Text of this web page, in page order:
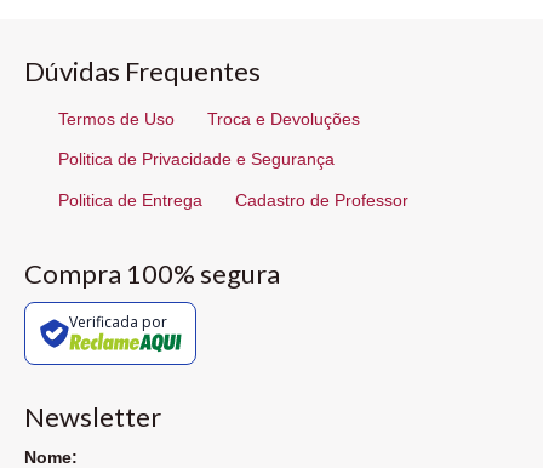
Dúvidas Frequentes
Termos de Uso Troca e Devoluções
Politica de Privacidade e Segurança
Politica de Entrega Cadastro de Professor
Compra 100% segura
Verificada por
Newsletter
Nome: